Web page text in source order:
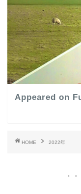
Appeared on
HOME 2022年